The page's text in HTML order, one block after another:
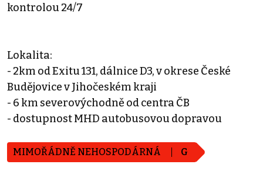
kontrolou 24/7
Lokalita:
- 2km od Exitu 131, dálnice D3, v okrese České
Budějovice v Jihočeském kraji
- 6 km severovýchodně od centra ČB
- dostupnost MHD autobusovou dopravou
MIMOŘÁDNĚ NEHOSPODÁRNÁ G